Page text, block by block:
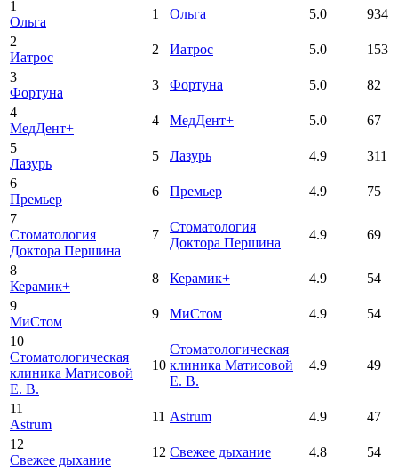
1
Ольга
1 Ольга 5.0
934
2
Иатрос
2 Иатрос 5.0
153
3
Фортуна
3 Фортуна 5.0
82
4
МедДент+
4 МедДент+ 5.0
67
5
Лазурь
5 Лазурь 4.9
311
6
Премьер
6 Премьер 4.9
75
7
Стоматология
Доктора Першина
7
Стоматология
Доктора Першина
4.9 69
8
Керамик+
8 Керамик+ 4.9
54
9
МиСтом
9 МиСтом 4.9
54
10
Стоматологическая
клиника Матисовой
Е. В.
10
Стоматологическая
клиника Матисовой
Е. В.
4.9 49
11
Astrum
11 Astrum 4.9
47
12
Свежее дыхание
12 Свежее дыхание 4.8
54